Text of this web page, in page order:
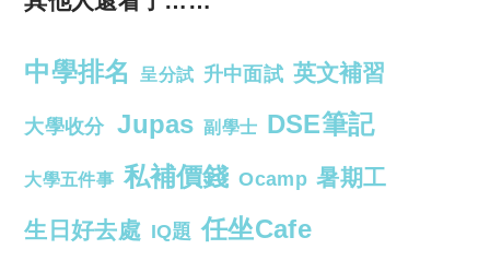
中學排名 呈分試 升中面試 英文補習
大學收分 Jupas 副學士 DSE筆記
大學五件事 私補價錢 Ocamp 暑期工
生日好去處 IQ題 任坐Cafe